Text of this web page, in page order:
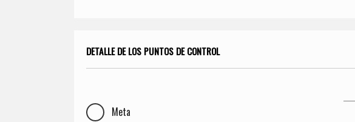
DETALLE DE LOS PUNTOS DE CONTROL
Meta